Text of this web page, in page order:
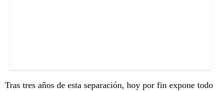
Tras tres años de esta separación, hoy por fin expone todo